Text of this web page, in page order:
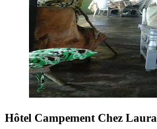
Hôtel Campement Chez Laura